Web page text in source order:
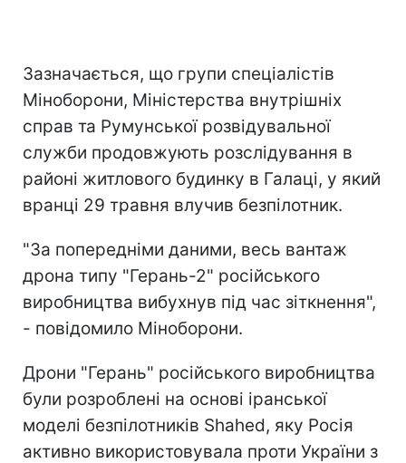
Зазначається, що групи спеціалістів
Міноборони, Міністерства внутрішніх
справ та Румунської розвідувальної
служби продовжують розслідування в
районі житлового будинку в Галаці, у який
вранці 29 травня влучив безпілотник.
"За попередніми даними, весь вантаж
дрона типу "Герань-2" російського
виробництва вибухнув під час зіткнення",
- повідомило Міноборони.
Дрони "Герань" російського виробництва
були розроблені на основі іранської
моделі безпілотників Shahed, яку Росія
активно використовувала проти України з